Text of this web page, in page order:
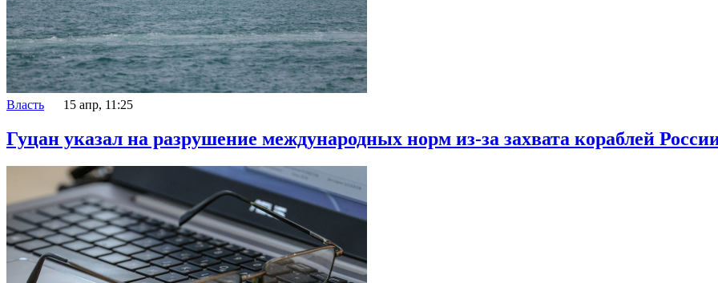
Власть 15 апр, 11:25
Гуцан указал на разрушение международных норм из-за захвата кораблей